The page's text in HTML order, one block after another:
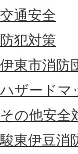
交通安全
防犯対策
伊東市消防
ハザードマ
その他安全
駿東伊豆消